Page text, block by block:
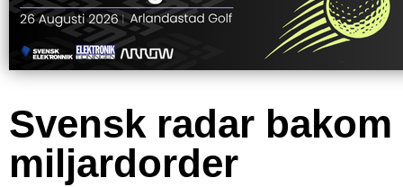
Svensk radar bakom
miljardorder